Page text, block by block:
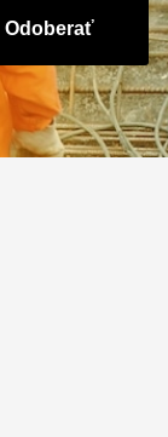
Odoberať